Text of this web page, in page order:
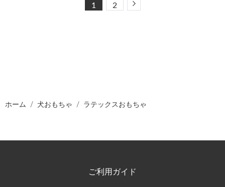
1 2 Next
ホーム 犬おもちゃ ラテックスおもちゃ
ご利用ガイド